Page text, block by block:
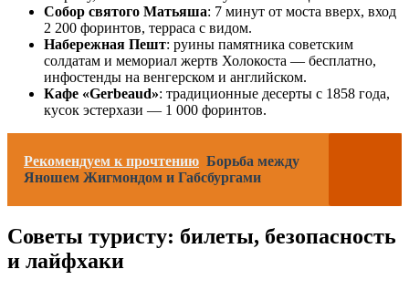
Собор святого Матьяша: 7 минут от моста вверх, вход
2 200 форинтов, терраса с видом.
Набережная Пешт: руины памятника советским
солдатам и мемориал жертв Холокоста — бесплатно,
инфостенды на венгерском и английском.
Кафе «Gerbeaud»: традиционные десерты с 1858 года,
кусок эстерхази — 1 000 форинтов.
Рекомендуем к прочтению Борьба между
Яношем Жигмондом и Габсбургами
Советы туристу: билеты, безопасность
и лайфхаки